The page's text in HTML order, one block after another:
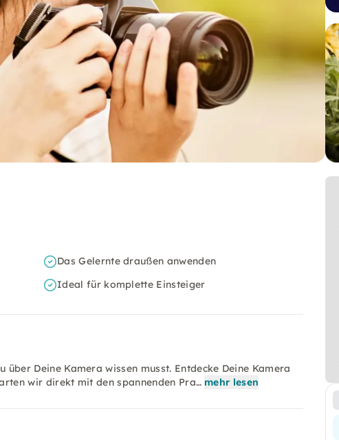
Das Gelernte draußen anwenden
Ideal für komplette Einsteiger
Deine Kamera wissen musst. Entdecke Deine Kamera
wir direkt mit den spannenden Pra… mehr lesen